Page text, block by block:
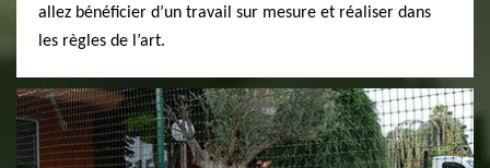
allez bénéficier d’un travail sur mesure et réaliser dans
les règles de l’art.